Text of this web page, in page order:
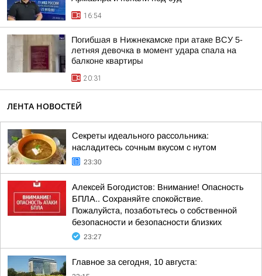
16:54
Погибшая в Нижнекамске при атаке ВСУ 5-
летняя девочка в момент удара спала на
балконе квартиры
20:31
ЛЕНТА НОВОСТЕЙ
Секреты идеального рассольника:
насладитесь сочным вкусом с нутом
23:30
Алексей Богодистов: Внимание! Опасность
БПЛА.. Сохраняйте спокойствие.
Пожалуйста, позаботьтесь о собственной
безопасности и безопасности близких
23:27
Главное за сегодня, 10 августа: